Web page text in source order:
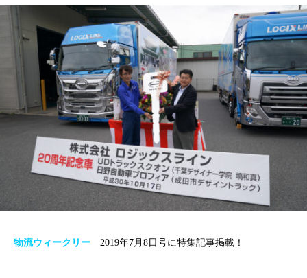
物流ウィークリー 2019年7月8日号に特集記事掲載！